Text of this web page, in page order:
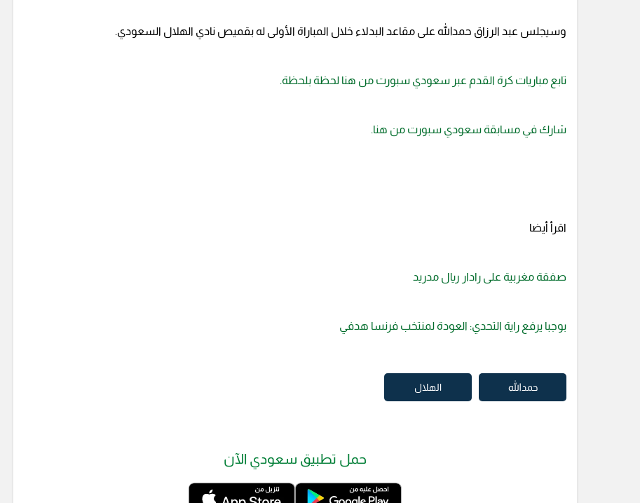
وسيجلس عبد الرزاق حمدالله على مقاعد البدلاء خلال المباراة الأولى له بقميص نادي الهلال السعودي.
تابع مباريات كرة القدم عبر سعودي سبورت من هنا لحظة بلحظة.
شارك في مسابقة سعودي سبورت من هنا.
اقرأ أيضا
صفقة مغربية على رادار ريال مدريد
بوجبا يرفع راية التحدي: العودة لمنتخب فرنسا هدفي
حمدالله الهلال
حمل تطبيق سعودي الآن